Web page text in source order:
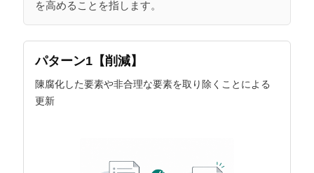
を高めることを指します。
パターン1【削減】
陳腐化した要素や非合理な要素を取り除くことによる
更新